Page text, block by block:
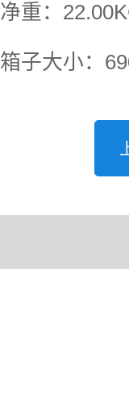
净重：
箱子大小：